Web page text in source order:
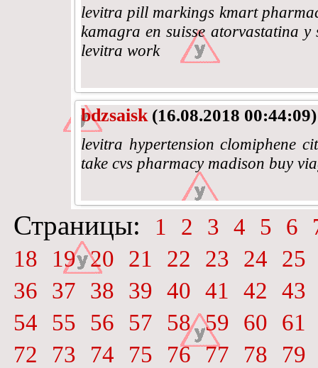
levitra pill markings kmart
kamagra en suisse atorvastatina
levitra work
bdzsaisk (16.08.2018 00:44:09)
levitra hypertension clomiphene
take cvs pharmacy madison buy
Страницы: 1 2 3 4 5 6
18
19 20 21 22 23 24
25
36
37 38 39 40 41 42
43
54
55 56 57 58 59 60
61
72
73 74 75 76 77 78
79